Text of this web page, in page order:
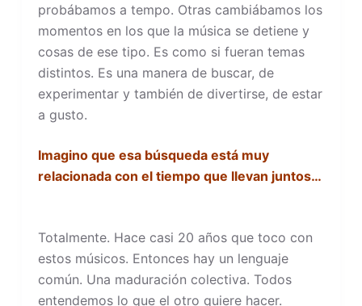
probábamos a tempo. Otras cambiábamos los
momentos en los que la música se detiene y
cosas de ese tipo. Es como si fueran temas
distintos. Es una manera de buscar, de
experimentar y también de divertirse, de estar
a gusto.
Imagino que esa búsqueda está muy
relacionada con el tiempo que llevan juntos…
Totalmente. Hace casi 20 años que toco con
estos músicos. Entonces hay un lenguaje
común. Una maduración colectiva. Todos
entendemos lo que el otro quiere hacer.